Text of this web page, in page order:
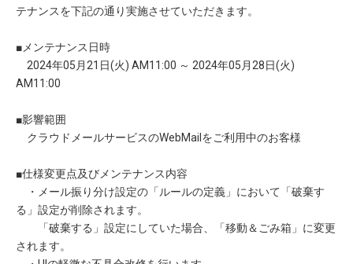
テナンスを下記の通り実施させていただきます。
■メンテナンス日時
2024年05月21日(火) AM11:00 ～ 2024年05月28日(火)
AM11:00
■影響範囲
クラウドメールサービスのWebMailをご利用中のお客様
■仕様変更点及びメンテナンス内容
・メール振り分け設定の「ルールの定義」において「破棄す
る」設定が削除されます。
「破棄する」設定にしていた場合、「移動＆ごみ箱」に変更
されます。